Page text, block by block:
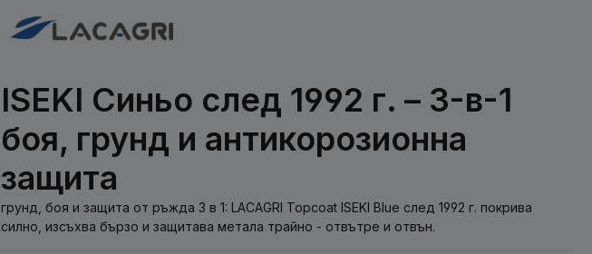
ISEKI Синьо след 1992 г. – 3-в-1
боя, грунд и антикорозионна
защита
грунд, боя и защита от ръжда 3 в 1: LACAGRI Topcoat ISEKI Blue след 1992 г. покрива
силно, изсъхва бързо и защитава метала трайно - отвътре и отвън.